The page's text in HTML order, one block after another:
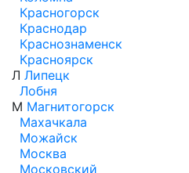
Красногорск
Краснодар
Краснознаменск
Красноярск
Л Липецк
Лобня
М Магнитогорск
Махачкала
Можайск
Москва
Московский